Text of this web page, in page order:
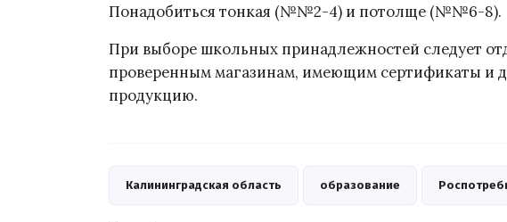
Понадобиться тонкая (№№2-4) и потолще (№№6-8).
При выборе школьных принадлежностей следует
проверенным магазинам, имеющим сертификаты и
продукцию.
Калининградская область образование